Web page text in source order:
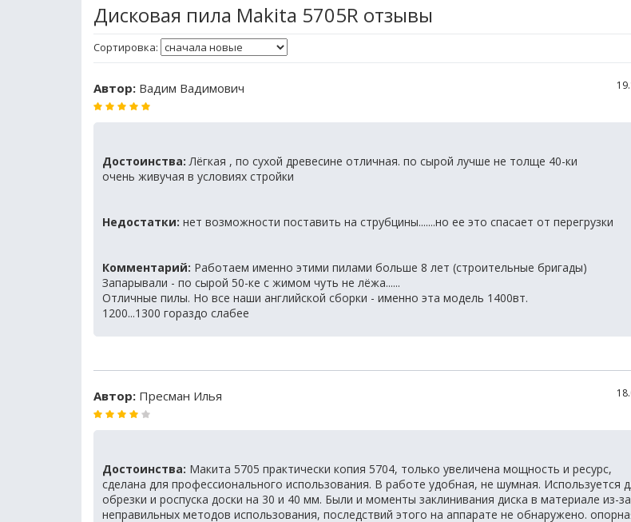
Дисковая пила Makita 5705R отзывы
Сортировка:
Автор: Вадим Вадимович
Достоинства: Лёгкая , по сухой древесине отличная. по сырой лучше не толще 40-ки
очень живучая в условиях стройки
Недостатки: нет возможности поставить на струбцины.......но ее это спасает от перегрузки
Комментарий: Работаем именно этими пилами больше 8 лет (строительные бригады)
Запарывали - по сырой 50-ке с жимом чуть не лёжа......
Отличные пилы. Но все наши английской сборки - именно эта модель 1400вт.
1200...1300 гораздо слабее
Автор: Пресман Илья
Достоинства: Макита 5705 практически копия 5704, только увеличена мощность и ресурс,
сделана для профессионального использования. В работе удобная, не шумная. Используется
обрезки и роспуска доски на 30 и 40 мм. Были и моменты заклинивания диска в материале из-за
неправильных методов использования, последствий этого на аппарате не обнаружено.